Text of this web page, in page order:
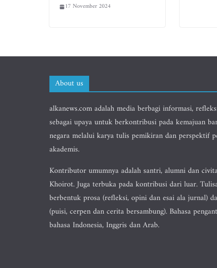
17 November 2024
About us
alkanews.com adalah media berbagi informasi,
sebagai upaya untuk berkontribusi pada kemajuan
negara melalui karya tulis pemikiran dan perspektif
akademis.
Kontributor umumnya adalah santri, alumni dan
Khoirot. Juga terbuka pada kontribusi dari luar.
berbentuk prosa (refleksi, opini dan esai ala jurnal)
(puisi, cerpen dan cerita bersambung). Bahasa
bahasa Indonesia, Inggris dan Arab.